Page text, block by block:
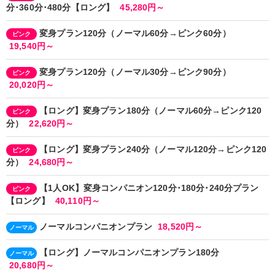
分･360分･480分【ロング】
45,280円～
ピンク
変身プラン120分（ノーマル60分→ピンク60分）
19,540円～
ピンク
変身プラン120分（ノーマル30分→ピンク90分）
20,020円～
ピンク
【ロング】変身プラン180分（ノーマル60分→ピンク120
分）
22,620円～
ピンク
【ロング】変身プラン240分（ノーマル120分→ピンク120
分）
24,680円～
ピンク
【1人OK】変身コンパニオン120分･180分･240分プラン
【ロング】
40,110円～
ノーマル ノーマルコンパニオンプラン 18,520円～
ノーマル
【ロング】ノーマルコンパニオンプラン180分
20,680円～